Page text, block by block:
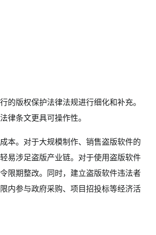
版权保护法律法规进行细化和补充。
律条文更具可操作性。
本。对于大规模制作、销售盗版软件的
易涉足盗版产业链。对于使用盗版软件
限期整改。同时，建立盗版软件违法者
内参与政府采购、项目招投标等经济活